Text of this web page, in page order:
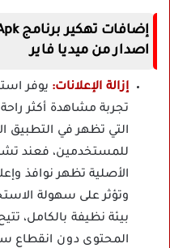
اصدار من ميديا فاير
إزالة الإعلانات:
تجربة مشاهدة أكثر
التي تظهر في التطبيق
للمستخدمين، فعند
الأصلية تظهر نوافذ
وتؤثر على سهولة
بيئة نظيفة بالكامل،
المحتوى دون انقطاع